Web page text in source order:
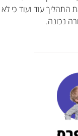
עוד ועוד כי לא
נכונה.